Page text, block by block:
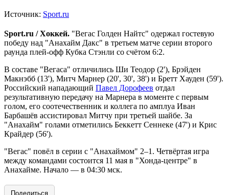
Источник: Sport.ru
Sport.ru / Хоккей. "Вегас Голден Найтс" одержал гостевую
победу над "Анахайм Дакс" в третьем матче серии второго
раунда плей-офф Кубка Стэнли со счётом 6:2.
В составе "Вегаса" отличились Ши Теодор (2'), Брэйден
Макнэбб (13'), Митч Марнер (20', 30', 38') и Бретт Хауден (59').
Российский нападающий Павел Дорофеев отдал
результативную передачу на Марнера в моменте с первым
голом, его соотечественник и коллега по амплуа Иван
Барбашёв ассистировал Митчу при третьей шайбе. За
"Анахайм" голами отметились Беккетт Сеннеке (47') и Крис
Крайдер (56').
"Вегас" повёл в серии с "Анахаймом" 2–1. Четвёртая игра
между командами состоится 11 мая в "Хонда-центре" в
Анахайме. Начало — в 04:30 мск.
Поделиться